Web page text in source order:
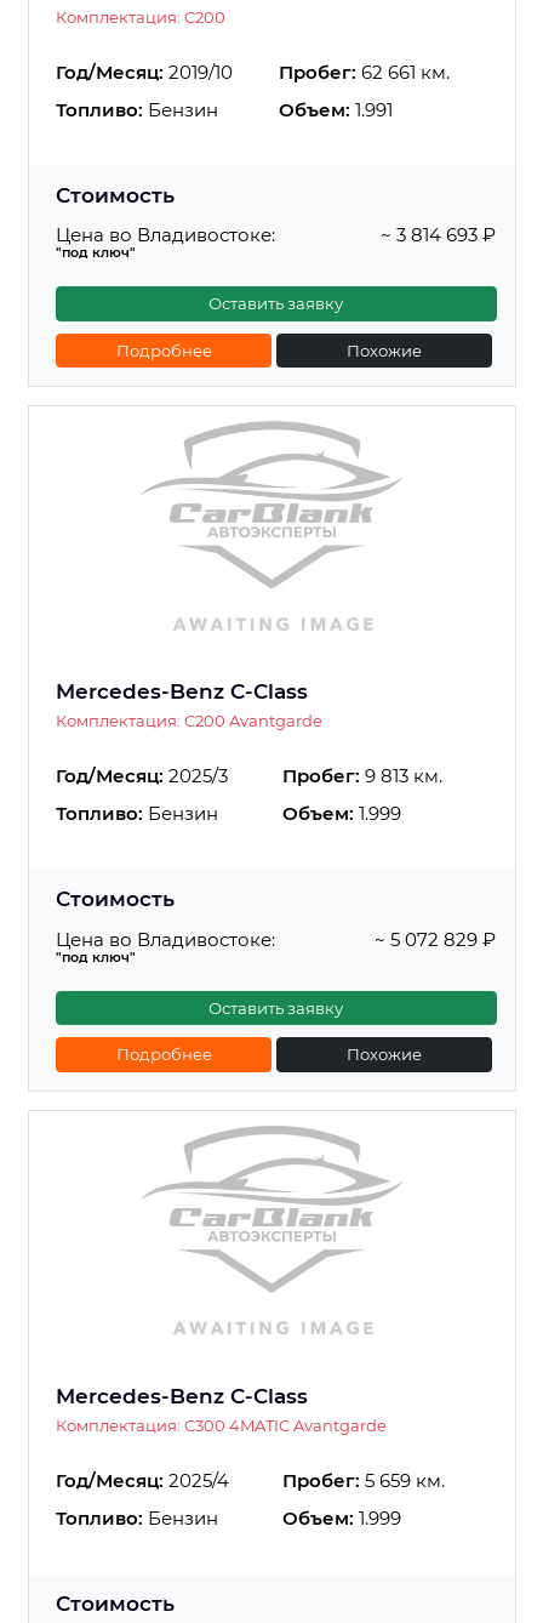
Комплектация: C200
Год/Месяц: 2019/10 Пробег: 62 661 км.
Топливо: Бензин Объем: 1.991
Стоимость
Цена во Владивостоке:
"под ключ"
~ 3 814 693 ₽
Оставить заявку
Подробнее Похожие
Mercedes-Benz C-Class
Комплектация: C200 Avantgarde
Год/Месяц: 2025/3 Пробег: 9 813 км.
Топливо: Бензин Объем: 1.999
Стоимость
Цена во Владивостоке:
"под ключ"
~ 5 072 829 ₽
Оставить заявку
Подробнее Похожие
Mercedes-Benz C-Class
Комплектация: C300 4MATIC Avantgarde
Год/Месяц: 2025/4 Пробег: 5 659 км.
Топливо: Бензин Объем: 1.999
Стоимость